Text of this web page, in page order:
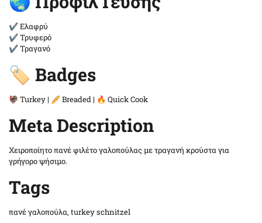
✔ Ελαφρύ
✔ Τρυφερό
✔ Τραγανό
🏷️ Badges
🦃 Turkey | 🥖 Breaded | 🔥 Quick Cook
Meta Description
Χειροποίητο πανέ φιλέτο γαλοπούλας με τραγανή κρούστα για
γρήγορο ψήσιμο.
Tags
πανέ γαλοπούλα, turkey schnitzel